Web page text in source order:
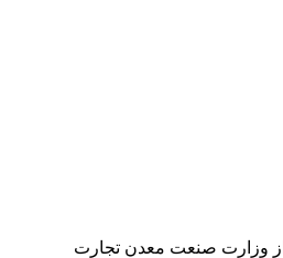
از وزارت صنعت معدن تجارت